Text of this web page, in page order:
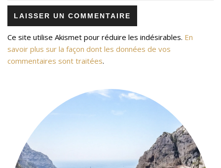
Ce site utilise Akismet pour réduire les indésirables. En
savoir plus sur la façon dont les données de vos
commentaires sont traitées.